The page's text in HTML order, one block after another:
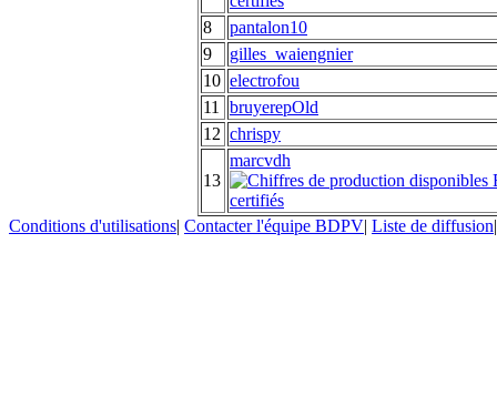
8
pantalon10
9
gilles_waiengnier
10 electrofou
11
bruyerepOld
12 chrispy
13
marcvdh
Conditions d'utilisations| Contacter l'équipe BDPV| Liste de diffusion